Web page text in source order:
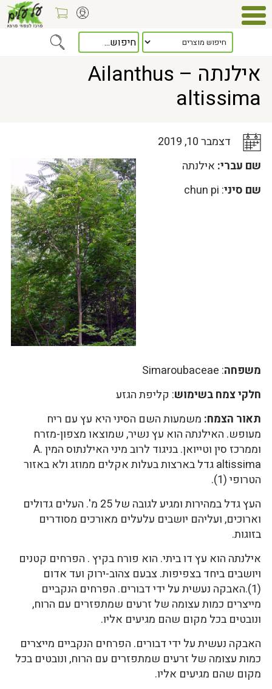
כלל המאמרים> אילנתה – Ailanthus altissima
אילנתה – Ailanthus
altissima
דצמבר 10, 2019
שם עברי: אילנתה
שם סיני: chun pi
משפחה: Simaroubaceae
חלקי צמח בשימוש: קליפת הגזע
תאור הצמח: משמעות השם הסיני היא עץ עם ריח
מעופש. האילנתה הוא עץ נשיר, שמוצאו מצפון-מזרח
וממרכז סין וטייואן. בניגוד לרוב מיני האילנתוס המין A.
altissima גדל בארצות בעלות אקלים ממוזג ולא באזור
הטרופי (1).
העץ גדל במהירות ומגיע לגובה של 25 מ'. העלים גדולים
וארוכים, ועליהם יושבים עלעלים מאורכים מסודרים
בזוגות.
אילנתה הוא עץ דו ביתי. הוא פורח בקיץ . הפרחים קטנים
ויושבים ביחד בצפיפות. צבעם צהוב-ירוק ועד אדום
(1).האבקה נעשית על ידי דבורים. הפרחים הנקביים
מייצרים כמות עצומה של זרעים שמתפזרים עם הרוח,
ונובטים בכל מקום שהם מגיעים אליו.
האבקה נעשית על ידי דבורים. הפרחים הנקביים מייצרים
כמות עצומה של זרעים שמתפזרים עם הרוח, ונובטים בכל
מקום שהם מגיעים אליו.